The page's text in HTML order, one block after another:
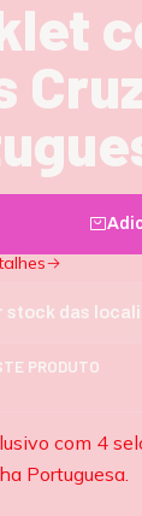
stock das
PRODUTO
com 4
Portuguesa.